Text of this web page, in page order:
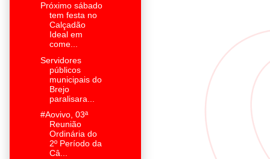
Próximo sábado
tem festa no
Calçadão
Ideal em
come...
Servidores
públicos
municipais do
Brejo
paralisara...
#Aovivo, 03ª
Reunião
Ordinária do
2º Período da
Câ...